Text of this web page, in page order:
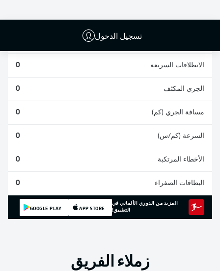
تسجيل الدخول
الانطلاقات السريعة 0
الجري المكثف 0
مسافة الجري (كم) 0
السرعة (كم/س) 0
الأخطاء المرتكبة 0
البطاقات الصفراء 0
المزيد من الدوري الألماني في
التطبيق!
APP STORE
GOOGLE PLAY
زملاء الفريق